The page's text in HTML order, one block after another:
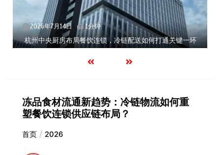
2026年7月14日 1分钟
杭州中央厨房布局餐饮连锁，冷链配送如何打通关键一环
冻品食材流通新趋势：冷链物流如何重
塑餐饮连锁供应链布局？
首页 2026